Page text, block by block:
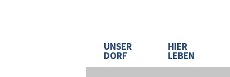
UNSER
DORF
HIER
LEBEN